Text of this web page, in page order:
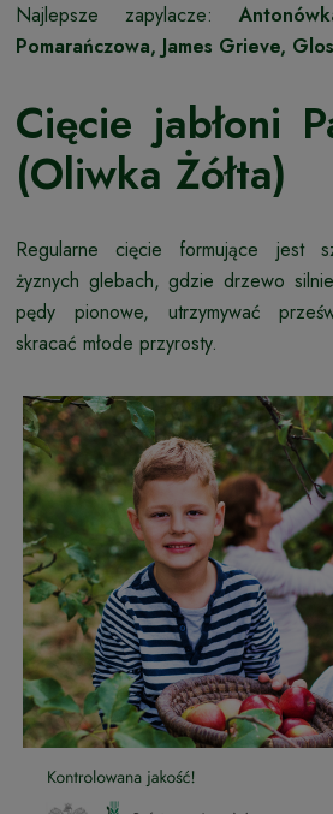
Najlepsze zapylacze:
Pomarańczowa, James Grieve,
Cięcie jabłoni
(Oliwka Żółta)
Regularne cięcie formujące jest
żyznych glebach, gdzie drzewo
pędy pionowe, utrzymywać
skracać młode przyrosty.